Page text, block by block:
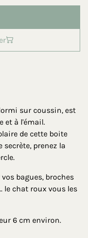
sur coussin, est
et à l'émail.
de cette boite
prenez la
bagues, broches
le chat roux vous les
6 cm environ.